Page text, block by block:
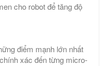
cho robot để tăng độ
điểm mạnh lớn nhất
xác đến từng micro-